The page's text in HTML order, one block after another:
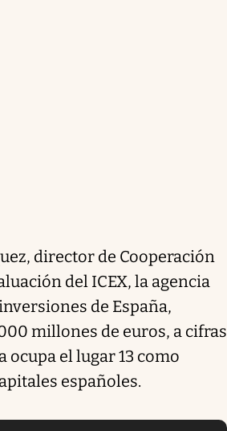
director de Cooperación
del ICEX, la agencia
de España,
millones de euros, a cifras
ocupa el lugar 13 como
españoles.